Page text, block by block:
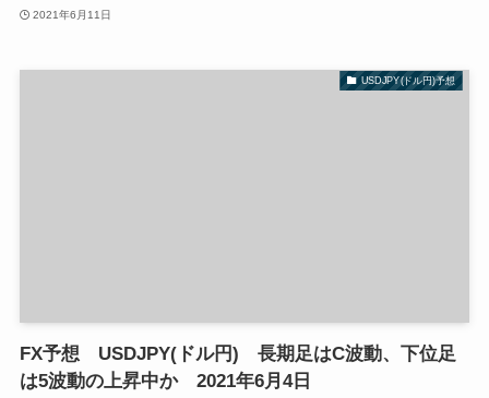
2021年6月11日
USDJPY(ドル円)予想
FX予想 USDJPY(ドル円) 長期足はC波動、下位足
は5波動の上昇中か 2021年6月4日